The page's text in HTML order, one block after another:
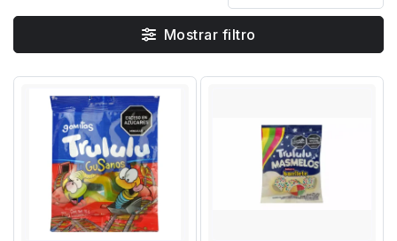
Mostrar filtro